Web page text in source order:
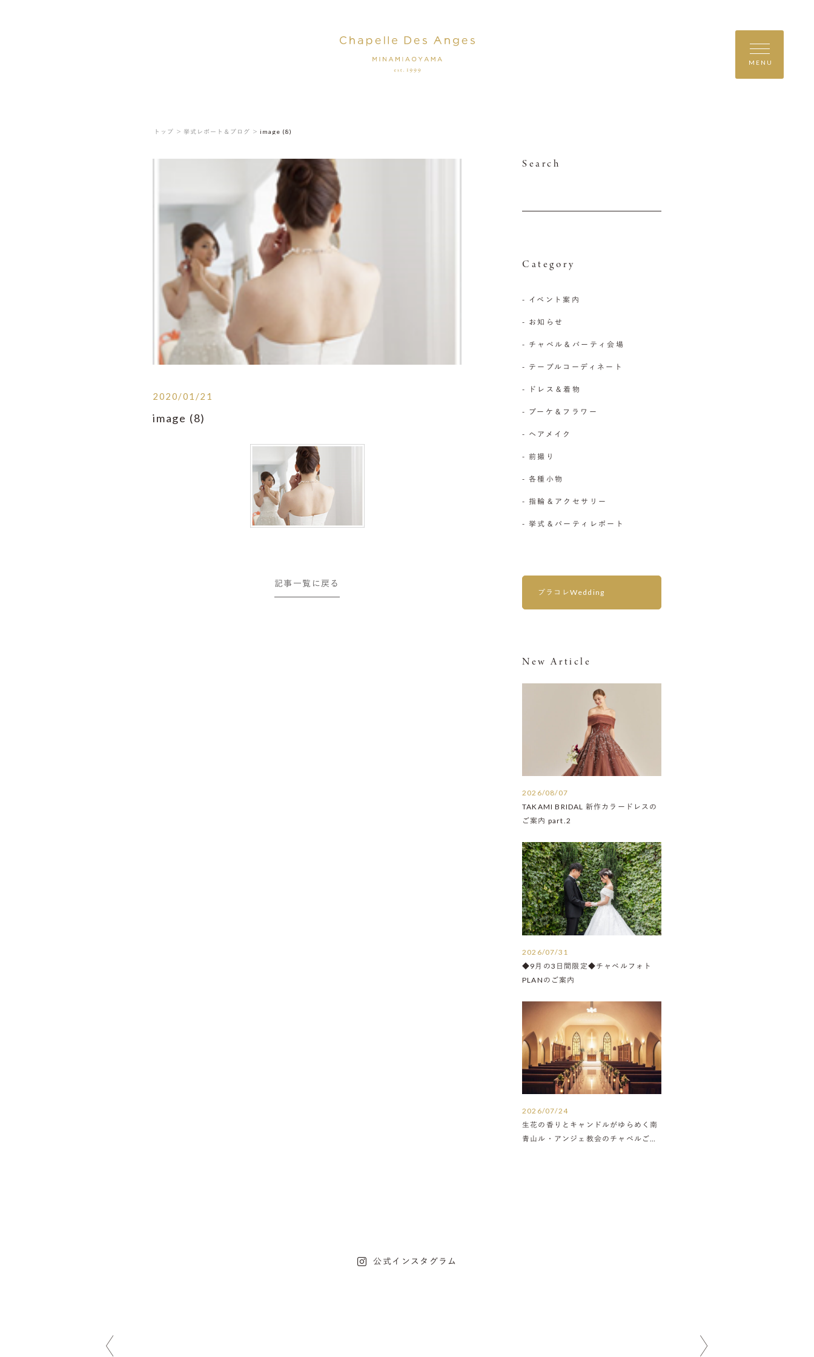
MENU
トップ ＞ 挙式レポート＆ブログ ＞ image (8)
2020/01/21
image (8)
記事一覧に戻る
Search
Category
- イベント案内
- お知らせ
- チャペル＆パーティ会場
- テーブルコーディネート
- ドレス＆着物
- ブーケ＆フラワー
- ヘアメイク
- 前撮り
- 各種小物
- 指輪＆アクセサリー
- 挙式＆パーティレポート
プラコレWedding
New Article
2026/08/07
TAKAMI BRIDAL 新作カラードレスの
ご案内 part.2
2026/07/31
◆9月の3日間限定◆チャペルフォト
PLANのご案内
2026/07/24
生花の香りとキャンドルがゆらめく南
青山ル・アンジェ教会のチャペルご紹
公式インスタグラム